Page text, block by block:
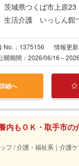
茨城県つくば市上原
生活介護 いっしん館
No.：1375156
情報更
開期間：2026/06/16～
細へ
内もＯＫ・取手市の
フ / 介護・福祉系｜介護ケ